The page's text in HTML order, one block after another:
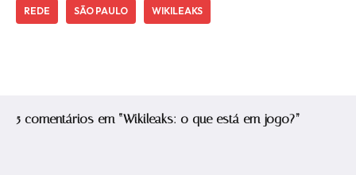
REDE SÃO PAULO WIKILEAKS
5 comentários em “Wikileaks: o que está em jogo?”